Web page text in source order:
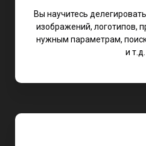
Вы научитесь
изображений, логотипов,
нужным параметрам,
и т.д.